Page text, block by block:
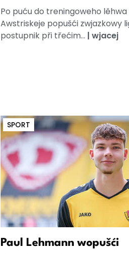
Po puću do treningoweho lěhwa
Awstriskeje popušći zwjazkowy
postupnik při třećim... | wjacej
SPORT
Paul Lehmann wopušći